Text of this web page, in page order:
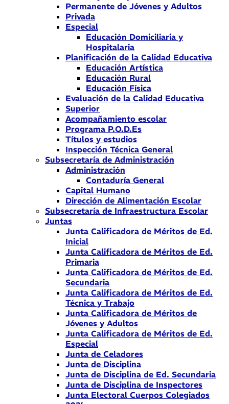
Permanente de Jóvenes y Adultos
Privada
Especial
Educación Domiciliaria y
Hospitalaria
Planificación de la Calidad Educativa
Educación Artística
Educación Rural
Educación Física
Evaluación de la Calidad Educativa
Superior
Acompañamiento escolar
Programa P.O.D.Es
Títulos y estudios
Inspección Técnica General
Subsecretaría de Administración
Administración
Contaduría General
Capital Humano
Dirección de Alimentación Escolar
Subsecretaría de Infraestructura Escolar
Juntas
Junta Calificadora de Méritos de Ed.
Inicial
Junta Calificadora de Méritos de Ed.
Primaria
Junta Calificadora de Méritos de Ed.
Secundaria
Junta Calificadora de Méritos de Ed.
Técnica y Trabajo
Junta Calificadora de Méritos de
Jóvenes y Adultos
Junta Calificadora de Méritos de Ed.
Especial
Junta de Celadores
Junta de Disciplina
Junta de Disciplina de Ed. Secundaria
Junta de Disciplina de Inspectores
Junta Electoral Cuerpos Colegiados